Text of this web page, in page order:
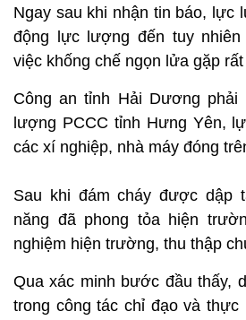
Ngay sau khi nhận tin báo, lực
động lực lượng đến tuy
việc khống chế ngọn lửa gặp
Công an tỉnh Hải Dương phải
lượng PCCC tỉnh Hưng Yên,
các xí nghiệp, nhà máy đóng
Sau khi đám cháy được dập
năng đã phong tỏa hiện
nghiệm hiện trường, thu thập
Qua xác minh bước đầu thấy,
trong công tác chỉ đạo và thực